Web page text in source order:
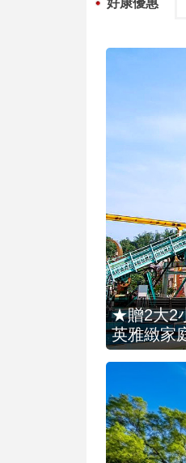
好康優惠
★贈2大2
英雅緻家